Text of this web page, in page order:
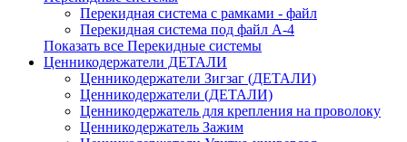
Перекидная система с рамками - файл
Перекидная система под файл А-4
Показать все Перекидные системы
Ценникодержатели ДЕТАЛИ
Ценникодержатели Зигзаг (ДЕТАЛИ)
Ценникодержатели (ДЕТАЛИ)
Ценникодержатель для крепления на проволоку
Ценникодержатель Зажим